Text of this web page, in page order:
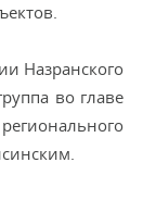
Назранского
во главе